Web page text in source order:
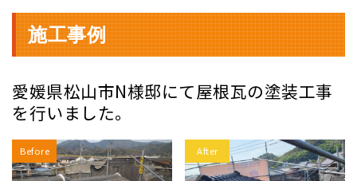
content
施工事例
愛媛県松山市N様邸にて屋根瓦の塗装工事
を行いました。
Before After